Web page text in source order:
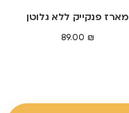
מארז פנקייק ללא גלוטן
89.00 ₪